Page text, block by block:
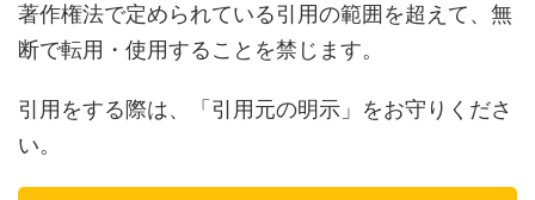
著作権法で定められている引用の範囲を超えて、無
断で転用・使用することを禁じます。
引用をする際は、「引用元の明示」をお守りくださ
い。